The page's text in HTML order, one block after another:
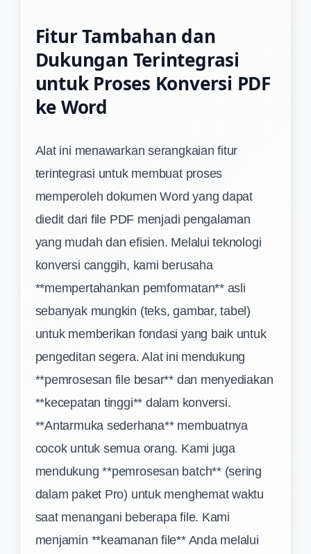
Fitur Tambahan dan
Dukungan Terintegrasi
untuk Proses Konversi PDF
ke Word
Alat ini menawarkan serangkaian fitur
terintegrasi untuk membuat proses
memperoleh dokumen Word yang dapat
diedit dari file PDF menjadi pengalaman
yang mudah dan efisien. Melalui teknologi
konversi canggih, kami berusaha
**mempertahankan pemformatan** asli
sebanyak mungkin (teks, gambar, tabel)
untuk memberikan fondasi yang baik untuk
pengeditan segera. Alat ini mendukung
**pemrosesan file besar** dan menyediakan
**kecepatan tinggi** dalam konversi.
**Antarmuka sederhana** membuatnya
cocok untuk semua orang. Kami juga
mendukung **pemrosesan batch** (sering
dalam paket Pro) untuk menghemat waktu
saat menangani beberapa file. Kami
menjamin **keamanan file** Anda melalui